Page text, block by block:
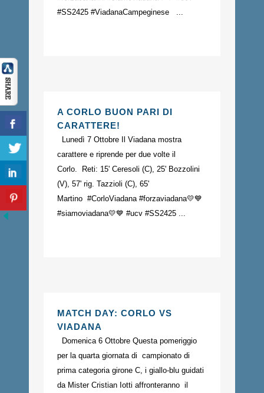
#SS2425 #ViadanaCampeginese ...
A CORLO BUON PARI DI
CARATTERE!
Lunedì 7 Ottobre Il Viadana mostra
carattere e riprende per due volte il
Corlo. Reti: 15' Ceresoli (C), 25' Bozzolini
(V), 57' rig. Tazzioli (C), 65'
Martino #CorloViadana #forzaviadana💛💙
#siamoviadana💛💙 #ucv #SS2425 ...
MATCH DAY: CORLO VS
VIADANA
Domenica 6 Ottobre Questa pomeriggio
per la quarta giornata di campionato di
prima categoria girone C, i giallo-blu guidati
da Mister Cristian Iotti affronteranno il